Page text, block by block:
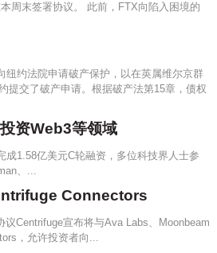
周末签署协议。 此前，FTX向陷入困境的
约法院申请破产保护，以在英属维尔京群
提交了破产申请。根据破产法第15章，债权
资Web3等领域
1.58亿美元C轮融资，多位科技界人士参
、...
Connectors
Centrifuge宣布将与Ava Labs、Moonbeam
，允许投资者向...